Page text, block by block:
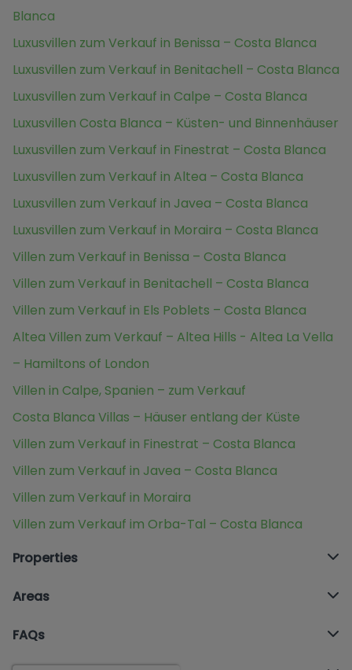
Blanca
Luxusvillen zum Verkauf in Benissa – Costa Blanca
Luxusvillen zum Verkauf in Benitachell – Costa Blanca
Luxusvillen zum Verkauf in Calpe – Costa Blanca
Luxusvillen Costa Blanca – Küsten- und Binnenhäuser
Luxusvillen zum Verkauf in Finestrat – Costa Blanca
Luxusvillen zum Verkauf in Altea – Costa Blanca
Luxusvillen zum Verkauf in Javea – Costa Blanca
Luxusvillen zum Verkauf in Moraira – Costa Blanca
Villen zum Verkauf in Benissa – Costa Blanca
Villen zum Verkauf in Benitachell – Costa Blanca
Villen zum Verkauf in Els Poblets – Costa Blanca
Altea Villen zum Verkauf – Altea Hills - Altea La Vella
– Hamiltons of London
Villen in Calpe, Spanien – zum Verkauf
Costa Blanca Villas – Häuser entlang der Küste
Villen zum Verkauf in Finestrat – Costa Blanca
Villen zum Verkauf in Javea – Costa Blanca
Villen zum Verkauf in Moraira
Villen zum Verkauf im Orba-Tal – Costa Blanca
Properties
Areas
FAQs